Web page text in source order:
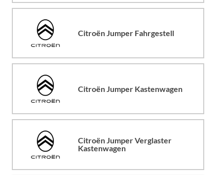
Citroën Jumper Fahrgestell
Citroën Jumper Kastenwagen
Citroën Jumper Verglaster
Kastenwagen